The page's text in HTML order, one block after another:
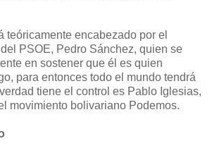
teóricamente encabezado por el
PSOE, Pedro Sánchez, quien se
en sostener que él es quien
para entonces todo el mundo tendrá
tiene el control es Pablo Iglesias,
movimiento bolivariano Podemos.